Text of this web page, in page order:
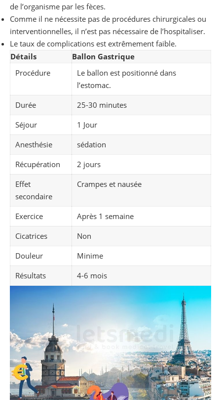
de l’organisme par les fèces.
Comme il ne nécessite pas de procédures chirurgicales ou
interventionnelles, il n’est pas nécessaire de l’hospitaliser.
Le taux de complications est extrêmement faible.
Détails
Ballon Gastrique
Procédure
Le ballon est positionné dans
l’estomac.
Durée
25-30 minutes
Séjour
1 Jour
Anesthésie
sédation
Récupération
2 jours
Effet
secondaire
Crampes et nausée
Exercice
Après 1 semaine
Cicatrices
Non
Douleur
Minime
Résultats
4-6 mois